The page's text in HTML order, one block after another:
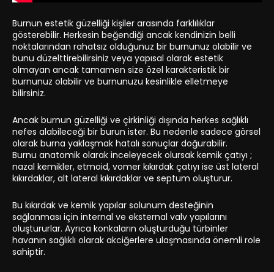
Burnun estetik güzelliği kişiler arasında farklılıklar
gösterebilir. Herkesin beğendiği ancak kendinizin belli
noktalarından rahatsız olduğunuz bir burnunuz olabilir ve
bunu düzelttirebilirsiniz veya yapısal olarak estetik
olmayan ancak tamamen size özel karakteristik bir
burnunuz olabilir ve burnunuzu kesinlikle elletmeye
bilirsiniz.
Ancak burnun güzelliği ve çirkinliği dışında herkes sağlıklı
nefes alabileceği bir burun ister. Bu nedenle sadece görsel
olarak burna yaklaşmak hatalı sonuçlar doğurabilir.
Burnu anatomik olarak inceleyecek olursak kemik çatıyı ;
nazal kemikler, etmoid, vomer kıkırdak çatıyı ise üst lateral
kıkırdaklar, alt lateral kıkırdaklar ve septum oluşturur.
Bu kıkırdak ve kemik yapılar solunum desteğinin
sağlanması için internal ve eksternal valv yapılarını
oluştururlar. Ayrıca konkaların oluşturduğu türbinler
havanın sağlıklı olarak akciğerlere ulaşmasında önemli role
sahiptir.